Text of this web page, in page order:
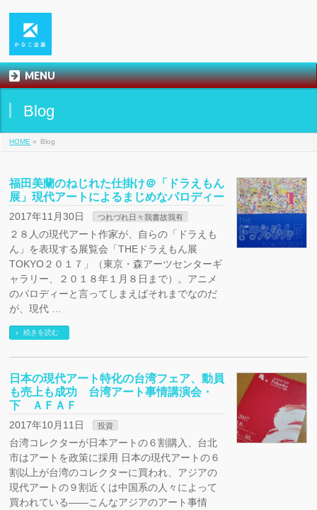
MENU
Blog
HOME » Blog
福田美蘭のねじれた仕掛け＠「ドラえもん
展」現代アートによるまじめなパロディー
2017年11月30日 つれづれ日々我書故我有
２８人の現代アート作家が、自らの「ドラえも
ん」を表現する展覧会「THEドラえもん展
TOKYO２０１７」（東京・森アーツセンターギ
ャラリー、２０１８年１月８日まで）。アニメ
のパロディーと言ってしまえばそれまでなのだ
が、現代 …
続きを読む
日本の現代アート特化の台湾フェア、動員
も売上も成功 台湾アート事情講演会・
下 ＡＦＡＦ
2017年10月11日 投資
台湾コレクターが日本アートの６割購入、台北
市はアートを政策に採用 日本の現代アートの６
割以上が台湾のコレクターに買われ、アジアの
現代アートの９割近くは中国系の人々によって
買われている――こんなアジアのアート事情